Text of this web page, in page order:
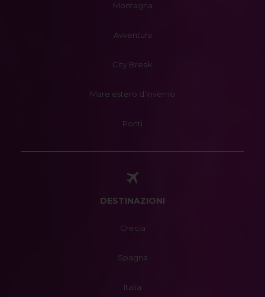
Montagna
Avventura
City Break
Mare estero d'inverno
Ponti
DESTINAZIONI
Grecia
Spagna
Italia